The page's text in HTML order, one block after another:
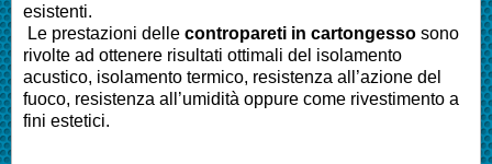
esistenti.
Le prestazioni delle contropareti in cartongesso sono
rivolte ad ottenere risultati ottimali del isolamento
acustico, isolamento termico, resistenza all’azione del
fuoco, resistenza all’umidità oppure come rivestimento a
fini estetici.